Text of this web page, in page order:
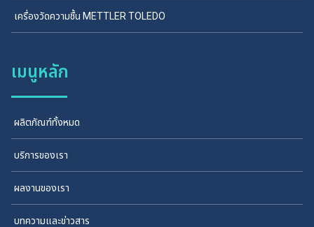
เครื่องวัดความชื้น METTLER TOLEDO
เมนูหลัก
ผลิตภัณฑ์ทั้งหมด
บริการของเรา
ผลงานของเรา
บทความและข่าวสาร